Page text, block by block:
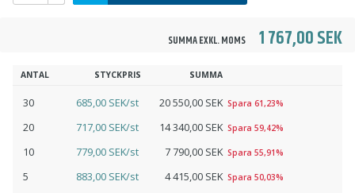
SUMMA EXKL. MOMS 1 767,00 SEK
ANTAL STYCKPRIS SUMMA
30 685,00 SEK/st 20 550,00 SEK Spara 61,23%
20 717,00 SEK/st 14 340,00 SEK Spara 59,42%
10 779,00 SEK/st 7 790,00 SEK Spara 55,91%
5 883,00 SEK/st 4 415,00 SEK Spara 50,03%